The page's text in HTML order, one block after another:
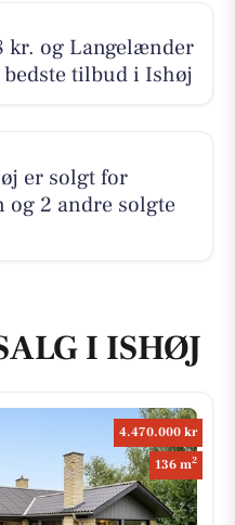
kr. og Langelænder
tilbud i Ishøj
er solgt for
og 2 andre solgte
I ISHØJ
4.470.000 kr
136 m2